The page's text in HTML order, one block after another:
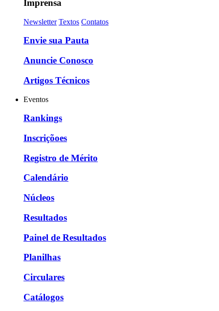
Imprensa
Newsletter Textos Contatos
Envie sua Pauta
Anuncie Conosco
Artigos Técnicos
Eventos
Rankings
Inscriçõoes
Registro de Mérito
Calendário
Núcleos
Resultados
Painel de Resultados
Planilhas
Circulares
Catálogos